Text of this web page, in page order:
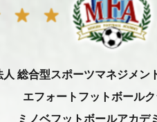
人 総合型スポーツマネジメン
エフォートフットボール
ミノベフットボールアカデ